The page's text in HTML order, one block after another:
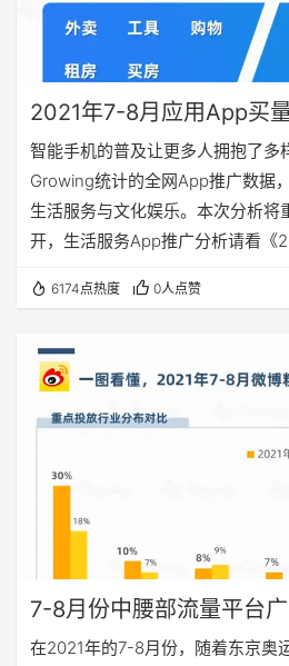
2021年7-8月应用App买
智能手机的普及让更多人拥抱了多
Growing统计的全网App推广数据
生活服务与文化娱乐。本次分析
开，生活服务App推广分析请看《
TOP50中，有11款生活服务类
哪些巧思？增长突出的App有哪些
6174点热度 0人点赞
7-8月份中腰部流量平台
在2021年的7-8月份，随着东京奥